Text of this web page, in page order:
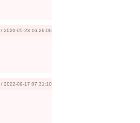
/ 2020-05-23 16:26:06
/ 2022-09-17 07:31:10